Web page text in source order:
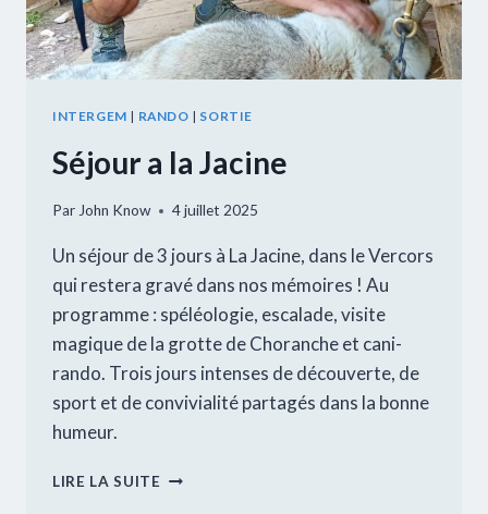
INTERGEM | RANDO | SORTIE
Séjour a la Jacine
ParJohn Know 4 juillet 2025
Un séjour de 3 jours à La Jacine, dans le Vercors
qui restera gravé dans nos mémoires ! Au
programme : spéléologie, escalade, visite
magique de la grotte de Choranche et cani-
rando. Trois jours intenses de découverte, de
sport et de convivialité partagés dans la bonne
humeur.
LIRE LA SUITE SÉJOUR